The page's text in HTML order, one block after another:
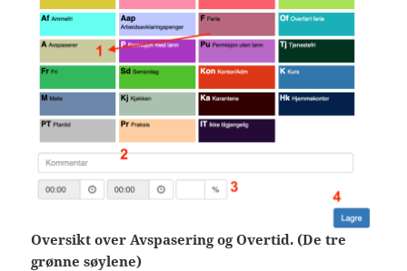
Oversikt over Avspasering og Overtid. (De tre
grønne søylene)